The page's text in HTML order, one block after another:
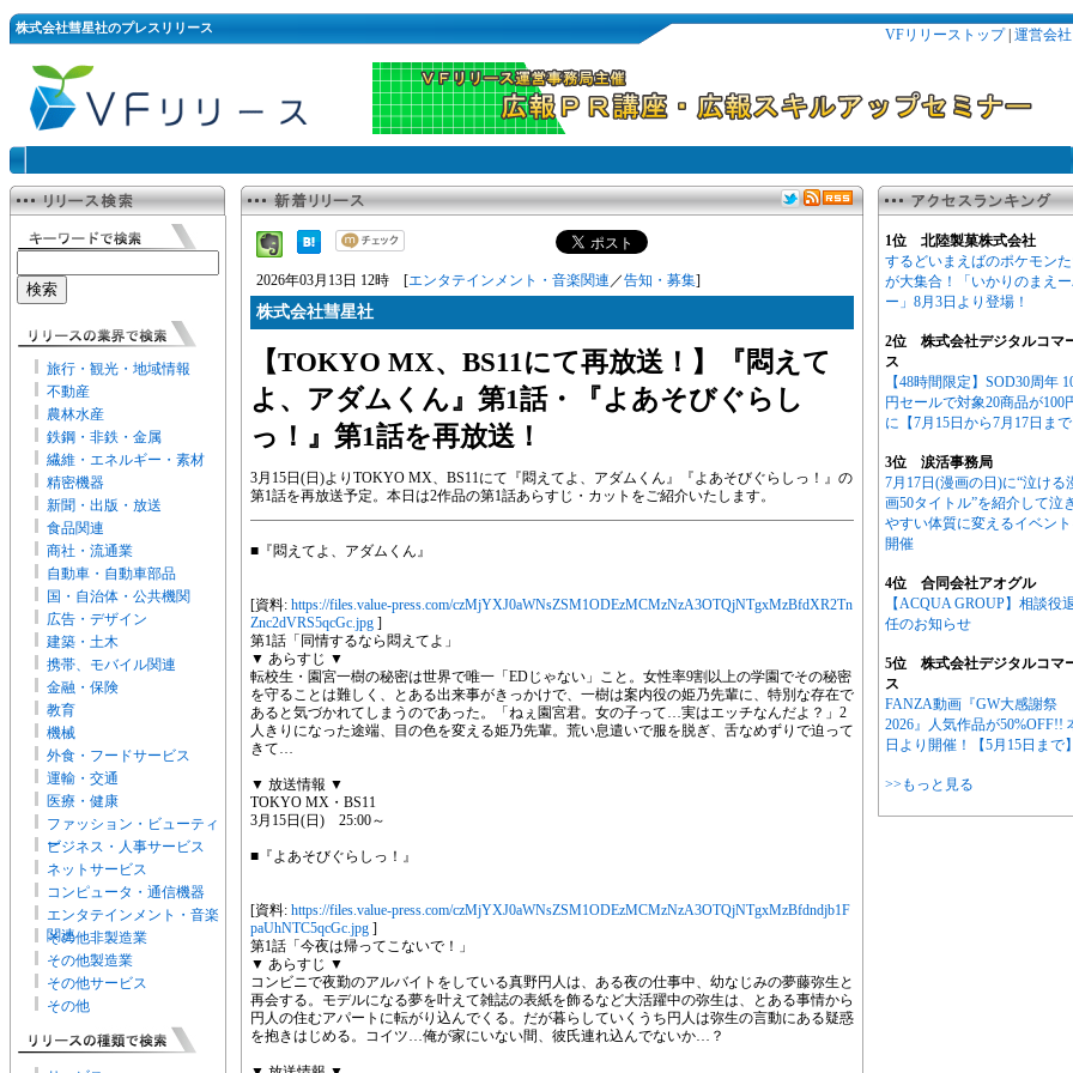
株式会社彗星社のプレスリリース VFリリーストップ| 運営会社
旅行・観光・地域情報
不動産
農林水産
鉄鋼・非鉄・金属
繊維・エネルギー・素材
精密機器
新聞・出版・放送
食品関連
商社・流通業
自動車・自動車部品
国・自治体・公共機関
広告・デザイン
建築・土木
携帯、モバイル関連
金融・保険
教育
機械
外食・フードサービス
運輸・交通
医療・健康
ファッション・ビューティ
ー
ビジネス・人事サービス
ネットサービス
コンピュータ・通信機器
エンタテインメント・音楽
関連
その他非製造業
その他製造業
その他サービス
その他
2026年03月13日 12時 [エンタテインメント・音楽関連 ／告知・募集]
株式会社彗星社
【TOKYO MX、BS11にて再放送！】『悶えて
よ、アダムくん』第1話・『よあそびぐらし
っ！』第1話を再放送！
3月15日(日)よりTOKYO MX、BS11にて『悶えてよ、アダムくん』『よあそびぐらしっ！』の
第1話を再放送予定。本日は2作品の第1話あらすじ・カットをご紹介いたします。
■『悶えてよ、アダムくん』
[資料: https://files.value-press.com/czMjYXJ0aWNsZSM1ODEzMCMzNzA3OTQjNTgxMzBfdXR2Tn
Znc2dVRS5qcGc.jpg ]
第1話「同情するなら悶えてよ」
▼ あらすじ ▼
転校生・園宮一樹の秘密は世界で唯一「EDじゃない」こと。女性率9割以上の学園でその秘密
を守ることは難しく、とある出来事がきっかけで、一樹は案内役の姫乃先輩に、特別な存在で
あると気づかれてしまうのであった。「ねぇ園宮君。女の子って…実はエッチなんだよ？」2
人きりになった途端、目の色を変える姫乃先輩。荒い息遣いで服を脱ぎ、舌なめずりで迫って
きて…
▼ 放送情報 ▼
TOKYO MX・BS11
3月15日(日) 25:00～
■『よあそびぐらしっ！』
[資料: https://files.value-press.com/czMjYXJ0aWNsZSM1ODEzMCMzNzA3OTQjNTgxMzBfdndjb1F
paUhNTC5qcGc.jpg ]
第1話「今夜は帰ってこないで！」
▼ あらすじ ▼
コンビニで夜勤のアルバイトをしている真野円人は、ある夜の仕事中、幼なじみの夢藤弥生と
再会する。モデルになる夢を叶えて雑誌の表紙を飾るなど大活躍中の弥生は、とある事情から
円人の住むアパートに転がり込んでくる。だが暮らしていくうち円人は弥生の言動にある疑惑
を抱きはじめる。コイツ…俺が家にいない間、彼氏連れ込んでないか…？
1位 北陸製菓株式会社
するどいまえばのポケモン
が大集合！「いかりのまえ
ー」8月3日より登場！
2位 株式会社デジタルコマ
ス
【48時間限定】SOD30周年
円セールで対象20商品が100
に【7月15日から7月17日まで
3位 涙活事務局
7月17日(漫画の日)に“泣ける
画50タイトル”を紹介して泣
やすい体質に変えるイベン
開催
4位 合同会社アオグル
【ACQUA GROUP】相談役
任のお知らせ
5位 株式会社デジタルコマ
ス
FANZA動画『GW大感謝祭
2026』人気作品が50%OFF!!
日より開催！【5月15日まで】
>>もっと見る